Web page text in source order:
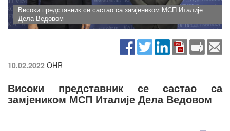
Високи представник се састао са замјеником МСП Италије
Дела Ведовом
10.02.2022 OHR
Високи представник се састао са
замјеником МСП Италије Дела Ведовом